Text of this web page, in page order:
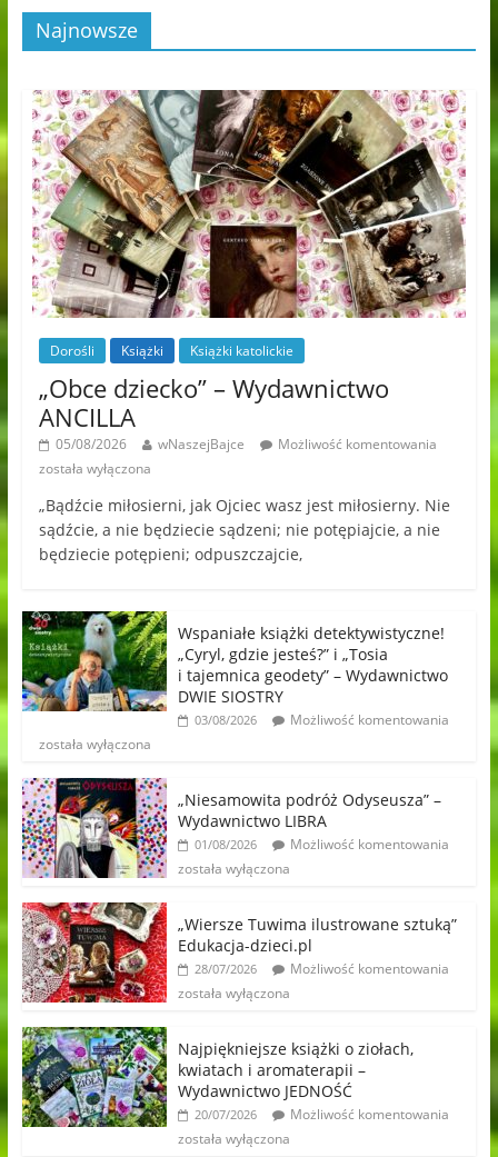
Najnowsze
Dorośli Książki Książki katolickie
„Obce dziecko” – Wydawnictwo
ANCILLA
05/08/2026 wNaszejBajce
Możliwość komentowania
została wyłączona
„Bądźcie miłosierni, jak Ojciec wasz jest miłosierny. Nie
sądźcie, a nie będziecie sądzeni; nie potępiajcie, a nie
będziecie potępieni; odpuszczajcie,
Wspaniałe książki detektywistyczne!
„Cyryl, gdzie jesteś?” i „Tosia
i tajemnica geodety” – Wydawnictwo
DWIE SIOSTRY
03/08/2026
Możliwość komentowania
została wyłączona
„Niesamowita podróż Odyseusza” –
Wydawnictwo LIBRA
01/08/2026
Możliwość komentowania
została wyłączona
„Wiersze Tuwima ilustrowane sztuką”
Edukacja-dzieci.pl
28/07/2026
Możliwość komentowania
została wyłączona
Najpiękniejsze książki o ziołach,
kwiatach i aromaterapii –
Wydawnictwo JEDNOŚĆ
20/07/2026
Możliwość komentowania
została wyłączona